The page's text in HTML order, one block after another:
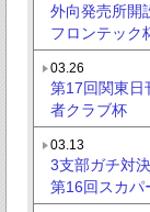
外向発売所開
フロンテック
03.26
第17回関東日
者クラブ杯
03.13
3支部ガチ対
第16回スカパ